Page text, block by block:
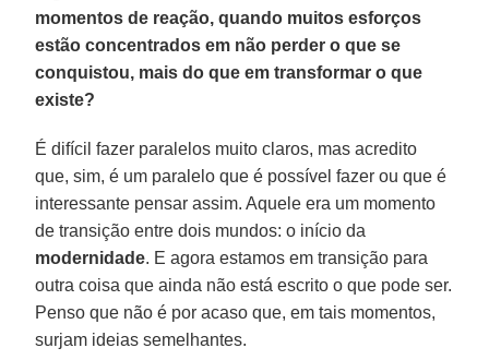
momentos de reação, quando muitos esforços
estão concentrados em não perder o que se
conquistou, mais do que em transformar o que
existe?
É difícil fazer paralelos muito claros, mas acredito
que, sim, é um paralelo que é possível fazer ou que é
interessante pensar assim. Aquele era um momento
de transição entre dois mundos: o início da
modernidade. E agora estamos em transição para
outra coisa que ainda não está escrito o que pode ser.
Penso que não é por acaso que, em tais momentos,
surjam ideias semelhantes.